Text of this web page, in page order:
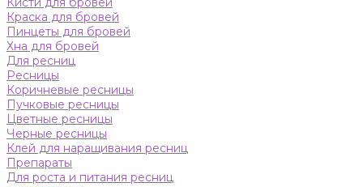
Краска для бровей
Пинцеты для бровей
Хна для бровей
Для ресниц
Ресницы
Коричневые ресницы
Пучковые ресницы
Цветные ресницы
Черные ресницы
Клей для наращивания ресниц
Препараты
Для роста и питания ресниц